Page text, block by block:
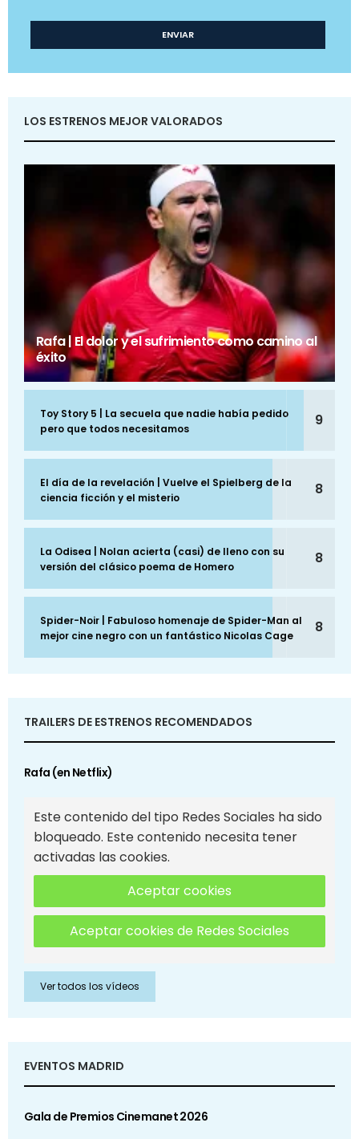
LOS ESTRENOS MEJOR VALORADOS
Rafa | El dolor y el sufrimiento como camino al
éxito
Toy Story 5 | La secuela que nadie había pedido
pero que todos necesitamos
9
El día de la revelación | Vuelve el Spielberg de la
ciencia ficción y el misterio
8
La Odisea | Nolan acierta (casi) de lleno con su
versión del clásico poema de Homero
8
Spider-Noir | Fabuloso homenaje de Spider-Man al
mejor cine negro con un fantástico Nicolas Cage
8
TRAILERS DE ESTRENOS RECOMENDADOS
Rafa (en Netflix)
Este contenido del tipo Redes Sociales ha sido
bloqueado. Este contenido necesita tener
activadas las cookies.
Aceptar cookies
Aceptar cookies de Redes Sociales
Ver todos los vídeos
EVENTOS MADRID
Gala de Premios Cinemanet 2026